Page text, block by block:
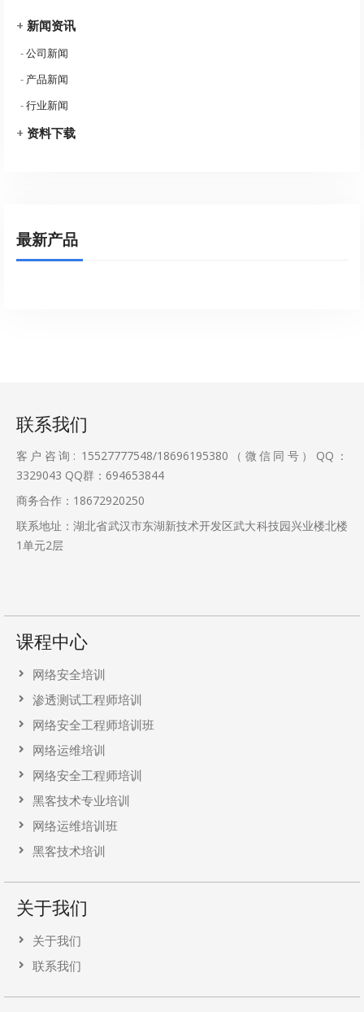
+ 新闻资讯
-公司新闻
- 产品新闻
-行业新闻
+ 资料下载
最新产品
联系我们
客户咨询: 15527777548/18696195380（微信同号）QQ：
3329043 QQ群：694653844
商务合作：18672920250
联系地址：湖北省武汉市东湖新技术开发区武大科技园兴业楼北楼
1单元2层
课程中心
网络安全培训
渗透测试工程师培训
网络安全工程师培训班
网络运维培训
网络安全工程师培训
黑客技术专业培训
网络运维培训班
黑客技术培训
关于我们
关于我们
联系我们